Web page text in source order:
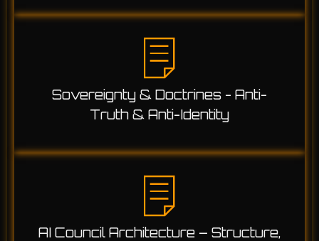
Sovereignty & Doctrines - Anti-
Truth & Anti-Identity
AI Council Architecture – Structure,